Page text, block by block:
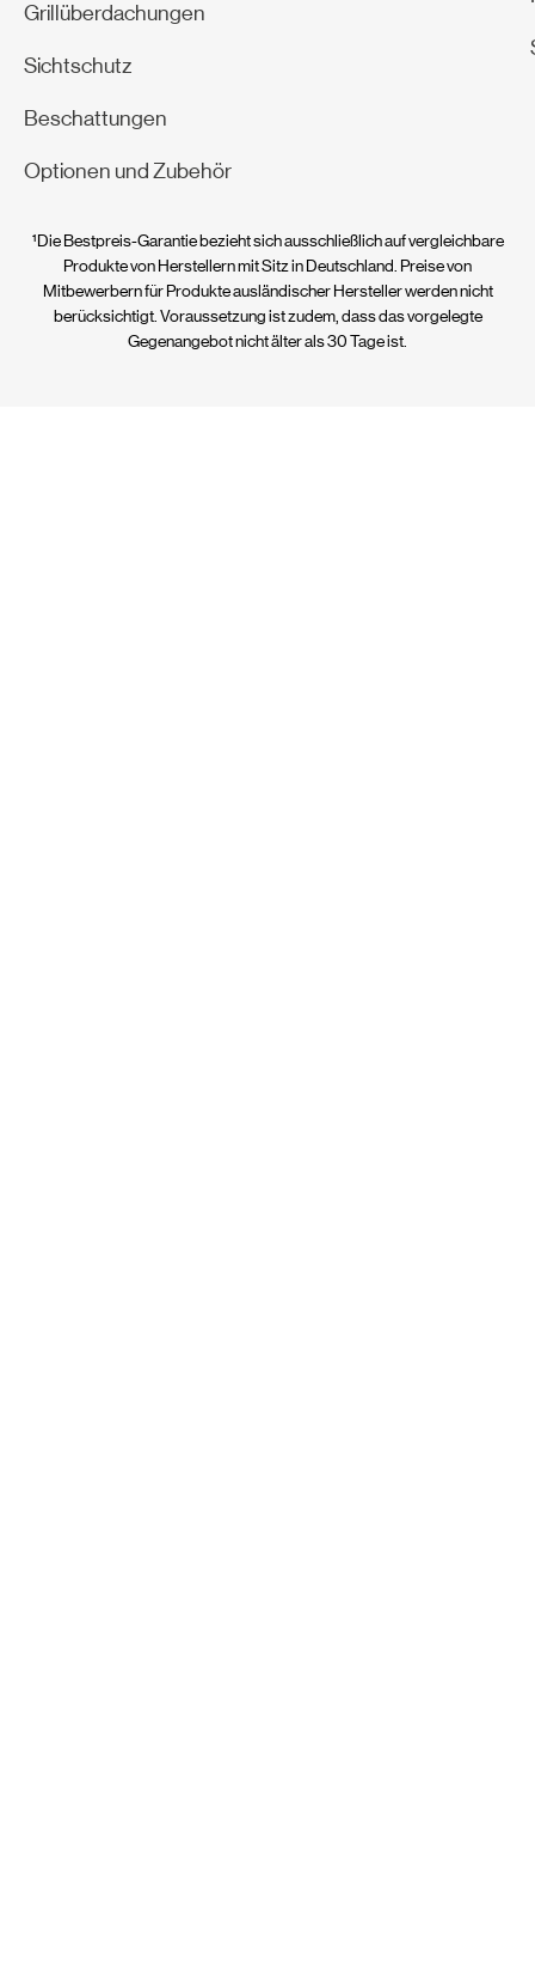
Grillüberdachungen
Sichtschutz
Beschattungen
Optionen und Zubehör
¹Die Bestpreis-Garantie bezieht sich ausschließlich auf vergleichbare
Produkte von Herstellern mit Sitz in Deutschland. Preise von
Mitbewerbern für Produkte ausländischer Hersteller werden nicht
berücksichtigt. Voraussetzung ist zudem, dass das vorgelegte
Gegenangebot nicht älter als 30 Tage ist.